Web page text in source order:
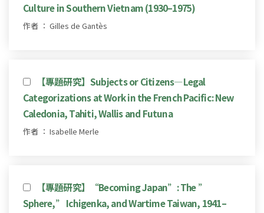
Culture in Southern Vietnam (1930–1975)
作者 ： Gilles de Gantès
【專題研究】Subjects or Citizens—Legal
Categorizations at Work in the French Pacific: New
Caledonia, Tahiti, Wallis and Futuna
作者 ： Isabelle Merle
【專題研究】“Becoming Japan”: The ”
Sphere,” Ichigenka, and Wartime Taiwan, 1941–